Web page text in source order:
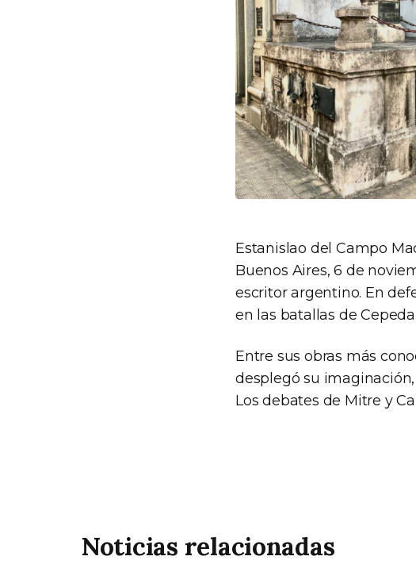
Estanislao del Campo
Buenos Aires, 6 de
escritor argentino. En
en las batallas de
Entre sus obras más
desplegó su
Los debates de Mitre y
Noticias relacionadas